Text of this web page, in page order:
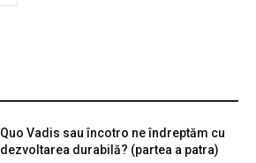
Quo Vadis sau încotro ne îndreptăm cu
dezvoltarea durabilă? (partea a patra)